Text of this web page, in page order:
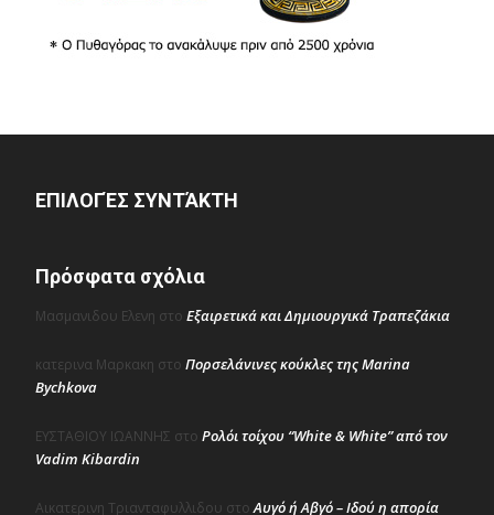
ΕΠΙΛΟΓΈΣ ΣΥΝΤΆΚΤΗ
Πρόσφατα σχόλια
Μασμανιδου Ελενη στο Εξαιρετικά και Δημιουργικά Τραπεζάκια
κατερινα Μαρκακη στο Πορσελάνινες κούκλες της Marina
Bychkova
ΕΥΣΤΑΘΙΟΥ ΙΩΑΝΝΗΣ στο Ρολόι τοίχου “White & White” από τον
Vadim Kibardin
Αικατερινη Τριανταφυλλιδου στοΑυγό ή Αβγό – Ιδού η απορία